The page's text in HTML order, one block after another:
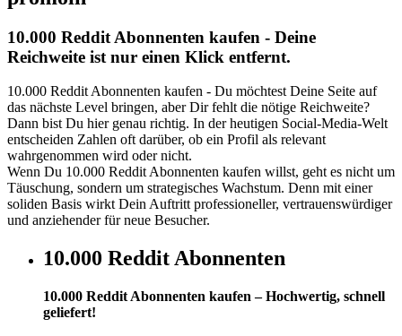
10.000 Reddit Abonnenten kaufen - Deine
Reichweite ist nur einen Klick entfernt.
10.000 Reddit Abonnenten kaufen - Du möchtest Deine Seite auf
das nächste Level bringen, aber Dir fehlt die nötige Reichweite?
Dann bist Du hier genau richtig. In der heutigen Social-Media-Welt
entscheiden Zahlen oft darüber, ob ein Profil als relevant
wahrgenommen wird oder nicht.
Wenn Du 10.000 Reddit Abonnenten kaufen willst, geht es nicht um
Täuschung, sondern um strategisches Wachstum. Denn mit einer
soliden Basis wirkt Dein Auftritt professioneller, vertrauenswürdiger
und anziehender für neue Besucher.
10.000 Reddit Abonnenten
10.000 Reddit Abonnenten kaufen – Hochwertig, schnell
geliefert!